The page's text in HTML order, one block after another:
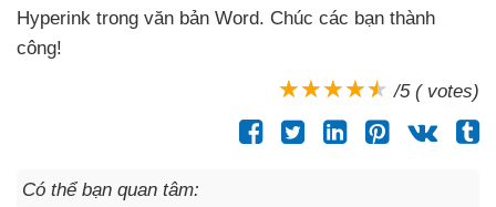
Hyperink trong văn bản Word. Chúc các bạn thành
công!
/5 ( votes)
Có thể bạn quan tâm: